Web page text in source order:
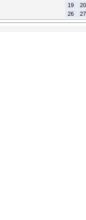
19
20
26
27